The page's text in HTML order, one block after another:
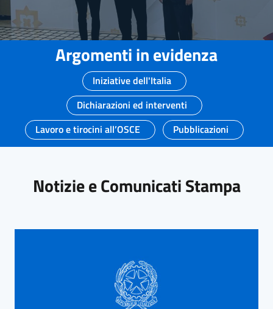
Argomenti in evidenza
Iniziative dell'Italia
Dichiarazioni ed interventi
Lavoro e tirocini all’OSCE
Pubblicazioni
Notizie e Comunicati Stampa